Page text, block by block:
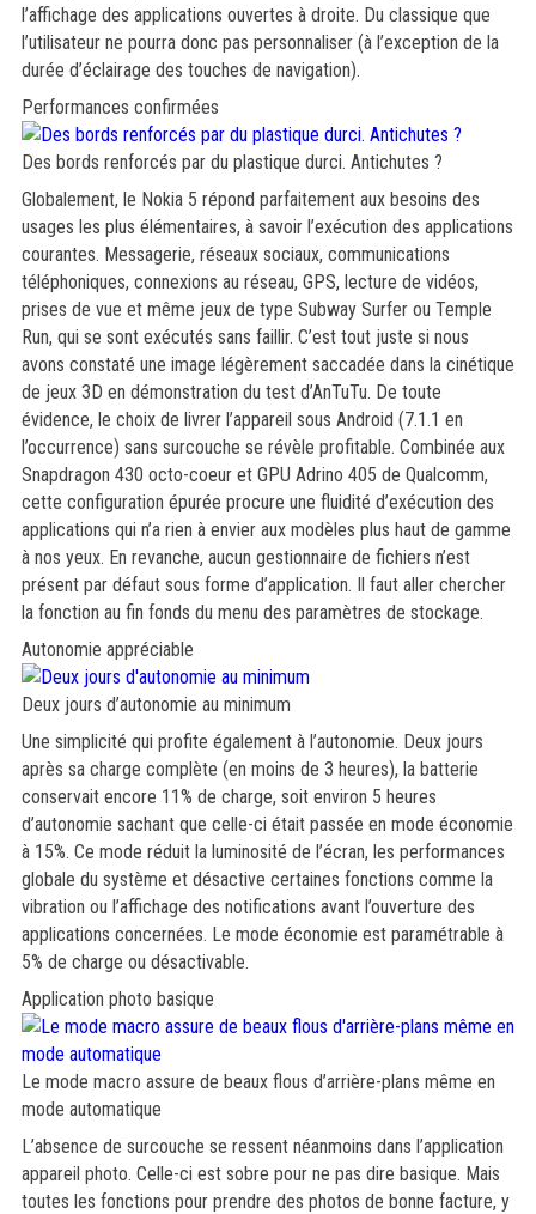
l’affichage des applications ouvertes à droite. Du classique que
l’utilisateur ne pourra donc pas personnaliser (à l’exception de la
durée d’éclairage des touches de navigation).
Performances confirmées
Des bords renforcés par du plastique durci. Antichutes ?
Globalement, le Nokia 5 répond parfaitement aux besoins des
usages les plus élémentaires, à savoir l’exécution des applications
courantes. Messagerie, réseaux sociaux, communications
téléphoniques, connexions au réseau, GPS, lecture de vidéos,
prises de vue et même jeux de type Subway Surfer ou Temple
Run, qui se sont exécutés sans faillir. C’est tout juste si nous
avons constaté une image légèrement saccadée dans la cinétique
de jeux 3D en démonstration du test d’AnTuTu. De toute
évidence, le choix de livrer l’appareil sous Android (7.1.1 en
l’occurrence) sans surcouche se révèle profitable. Combinée aux
Snapdragon 430 octo-coeur et GPU Adrino 405 de Qualcomm,
cette configuration épurée procure une fluidité d’exécution des
applications qui n’a rien à envier aux modèles plus haut de gamme
à nos yeux. En revanche, aucun gestionnaire de fichiers n’est
présent par défaut sous forme d’application. Il faut aller chercher
la fonction au fin fonds du menu des paramètres de stockage.
Autonomie appréciable
Deux jours d’autonomie au minimum
Une simplicité qui profite également à l’autonomie. Deux jours
après sa charge complète (en moins de 3 heures), la batterie
conservait encore 11% de charge, soit environ 5 heures
d’autonomie sachant que celle-ci était passée en mode économie
à 15%. Ce mode réduit la luminosité de l’écran, les performances
globale du système et désactive certaines fonctions comme la
vibration ou l’affichage des notifications avant l’ouverture des
applications concernées. Le mode économie est paramétrable à
5% de charge ou désactivable.
Application photo basique
Le mode macro assure de beaux flous d’arrière-plans même en
mode automatique
L’absence de surcouche se ressent néanmoins dans l’application
appareil photo. Celle-ci est sobre pour ne pas dire basique. Mais
toutes les fonctions pour prendre des photos de bonne facture, y